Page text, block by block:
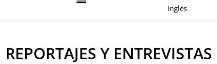
Inglés
REPORTAJES Y ENTREVISTAS